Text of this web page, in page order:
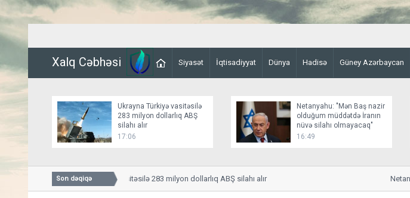
Xalq Cəbhəsi Siyasət İqtisadiyyat Dünya Hadisə Güney Azərbaycan
Ukrayna Türkiyə vasitəsilə
283 milyon dollarlıq ABŞ
silahı alır
17:06
Netanyahu: "Mən Baş nazir
olduğum müddətdə İranın
nüvə silahı olmayacaq"
16:49
Son dəqiqə
Ukrayna Türkiyə vasitəsilə 283 milyon dollarlıq ABŞ silahı alır